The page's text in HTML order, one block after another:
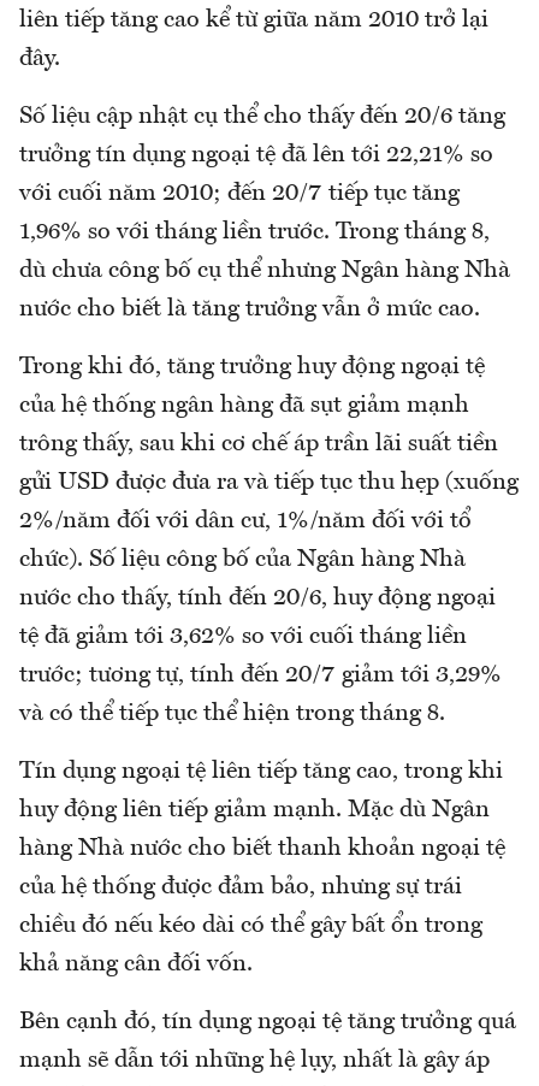
liên tiếp tăng cao kể từ giữa năm 2010 trở lại
đây.
Số liệu cập nhật cụ thể cho thấy đến 20/6 tăng
trưởng tín dụng ngoại tệ đã lên tới 22,21% so
với cuối năm 2010; đến 20/7 tiếp tục tăng
1,96% so với tháng liền trước. Trong tháng 8,
dù chưa công bố cụ thể nhưng Ngân hàng Nhà
nước cho biết là tăng trưởng vẫn ở mức cao.
Trong khi đó, tăng trưởng huy động ngoại tệ
của hệ thống ngân hàng đã sụt giảm mạnh
trông thấy, sau khi cơ chế áp trần lãi suất tiền
gửi USD được đưa ra và tiếp tục thu hẹp (xuống
2%/năm đối với dân cư, 1%/năm đối với tổ
chức). Số liệu công bố của Ngân hàng Nhà
nước cho thấy, tính đến 20/6, huy động ngoại
tệ đã giảm tới 3,62% so với cuối tháng liền
trước; tương tự, tính đến 20/7 giảm tới 3,29%
và có thể tiếp tục thể hiện trong tháng 8.
Tín dụng ngoại tệ liên tiếp tăng cao, trong khi
huy động liên tiếp giảm mạnh. Mặc dù Ngân
hàng Nhà nước cho biết thanh khoản ngoại tệ
của hệ thống được đảm bảo, nhưng sự trái
chiều đó nếu kéo dài có thể gây bất ổn trong
khả năng cân đối vốn.
Bên cạnh đó, tín dụng ngoại tệ tăng trưởng quá
mạnh sẽ dẫn tới những hệ lụy, nhất là gây áp